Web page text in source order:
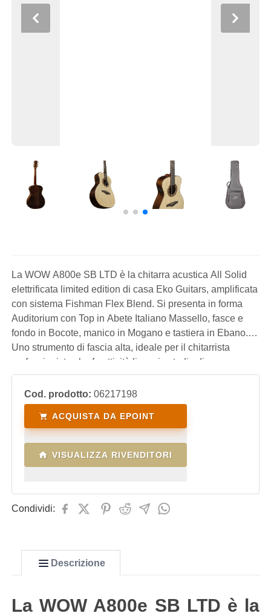
Previous Next
La WOW A800e SB LTD è la chitarra acustica All Solid
elettrificata limited edition di casa Eko Guitars, amplificata
con sistema Fishman Flex Blend. Si presenta in forma
Auditorium con Top in Abete Italiano Massello, fasce e
fondo in Bocote, manico in Mogano e tastiera in Ebano.
Uno strumento di fascia alta, ideale per il chitarrista
professionista che fa attività live e in studio di
registrazione.
Cod. prodotto: 06217198
ACQUISTA DA EPOINT
VISUALIZZA RIVENDITORI
Condividi:
Descrizione
La WOW A800e SB LTD è la